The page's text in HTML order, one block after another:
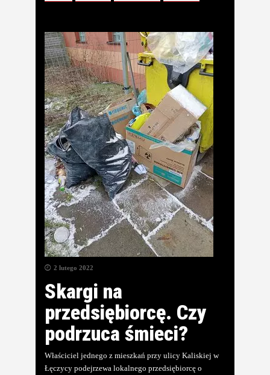
2 lutego 2022
Skargi na
przedsiębiorcę. Czy
podrzuca śmieci?
Właściciel jednego z mieszkań przy ulicy Kaliskiej w
Łęczycy podejrzewa lokalnego przedsiębiorcę o